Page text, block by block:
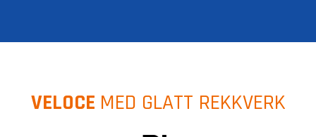
VELOCE MED GLATT REKKVERK